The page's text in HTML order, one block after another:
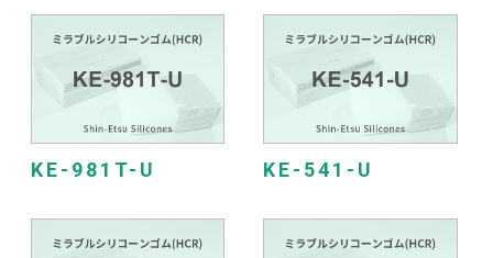
KE-981T-U KE-541-U